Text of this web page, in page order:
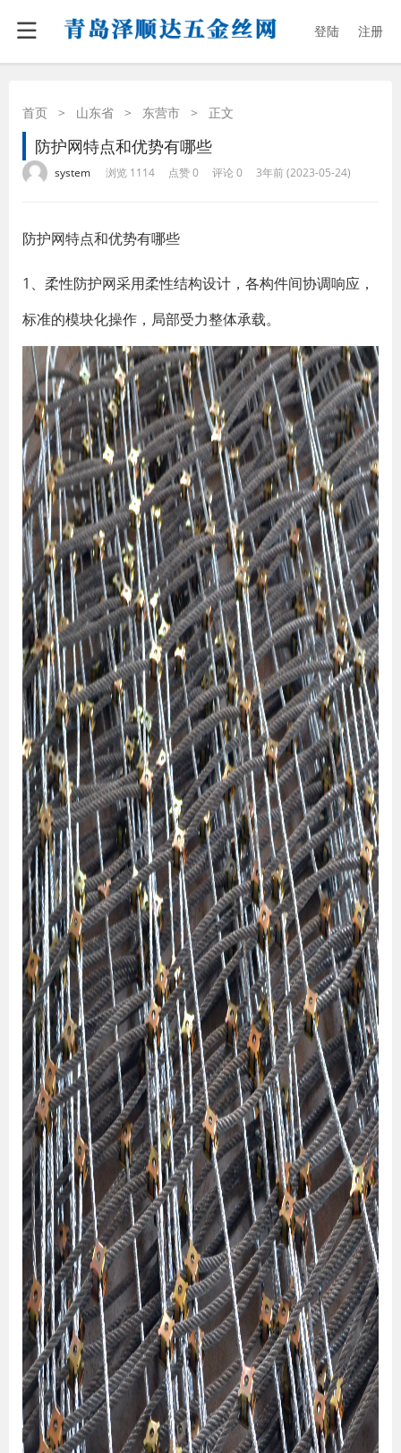
登陆 注册
首页 > 山东省 > 东营市 > 正文
防护网特点和优势有哪些
system 浏览 1114 点赞 0 评论 0 3年前 (2023-05-24)
防护网特点和优势有哪些
1、柔性防护网采用柔性结构设计，各构件间协调响应，
标准的模块化操作，局部受力整体承载。